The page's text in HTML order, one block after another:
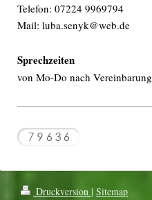
Telefon: 07224 9969794
Mail: luba.senyk@web.de
Sprechzeiten
von Mo-Do nach Vereinbarung
Druckversion | Sitemap